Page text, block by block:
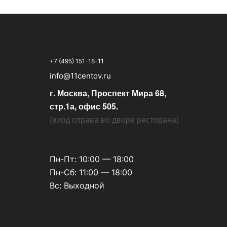
+7 (495) 151-18-11
info@11centov.ru
г. Москва, Проспект Мира 68,
стр.1а, офис 505.
(вход справа во дворе ресторана)
Пн-Пт: 10:00 — 18:00
Пн-Сб: 11:00 — 18:00
Вс: Выходной